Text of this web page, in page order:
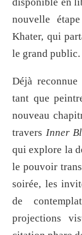
nouvelle
Khater, qui
le grand public.
Déjà
tant que
nouveau
travers Inner
qui explore la
le pouvoir
soirée, les
de
projections